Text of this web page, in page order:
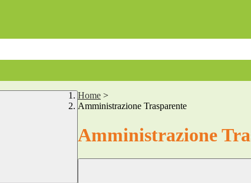
Home >
Amministrazione Trasparente
Amministrazione